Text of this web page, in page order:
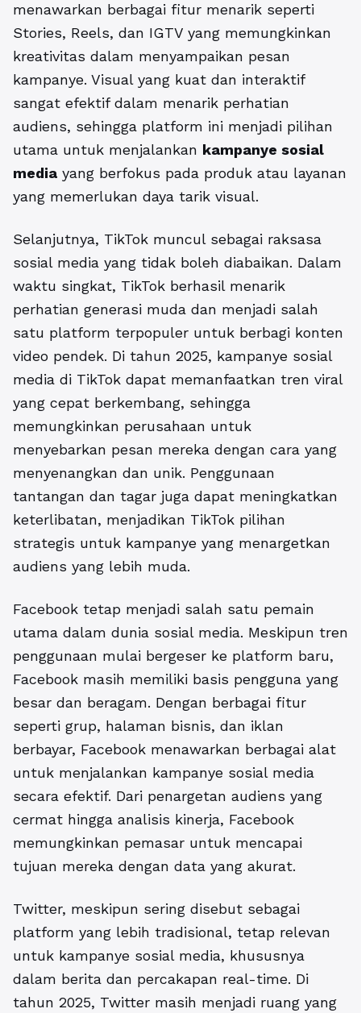
menawarkan berbagai fitur menarik seperti
Stories, Reels, dan IGTV yang memungkinkan
kreativitas dalam menyampaikan pesan
kampanye. Visual yang kuat dan interaktif
sangat efektif dalam menarik perhatian
audiens, sehingga platform ini menjadi pilihan
utama untuk menjalankan kampanye sosial
media yang berfokus pada produk atau layanan
yang memerlukan daya tarik visual.
Selanjutnya, TikTok muncul sebagai raksasa
sosial media yang tidak boleh diabaikan. Dalam
waktu singkat, TikTok berhasil menarik
perhatian generasi muda dan menjadi salah
satu platform terpopuler untuk berbagi konten
video pendek. Di tahun 2025, kampanye sosial
media di TikTok dapat memanfaatkan tren viral
yang cepat berkembang, sehingga
memungkinkan perusahaan untuk
menyebarkan pesan mereka dengan cara yang
menyenangkan dan unik. Penggunaan
tantangan dan tagar juga dapat meningkatkan
keterlibatan, menjadikan TikTok pilihan
strategis untuk kampanye yang menargetkan
audiens yang lebih muda.
Facebook tetap menjadi salah satu pemain
utama dalam dunia sosial media. Meskipun tren
penggunaan mulai bergeser ke platform baru,
Facebook masih memiliki basis pengguna yang
besar dan beragam. Dengan berbagai fitur
seperti grup, halaman bisnis, dan iklan
berbayar, Facebook menawarkan berbagai alat
untuk menjalankan kampanye sosial media
secara efektif. Dari penargetan audiens yang
cermat hingga analisis kinerja, Facebook
memungkinkan pemasar untuk mencapai
tujuan mereka dengan data yang akurat.
Twitter, meskipun sering disebut sebagai
platform yang lebih tradisional, tetap relevan
untuk kampanye sosial media, khususnya
dalam berita dan percakapan real-time. Di
tahun 2025, Twitter masih menjadi ruang yang